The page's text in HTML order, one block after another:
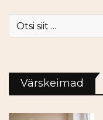
Värskeimad